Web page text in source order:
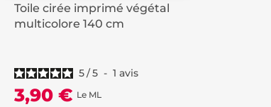
Toile cirée imprimé végétal
multicolore 140 cm
5/5 - 1 avis
3,90 € Le ML